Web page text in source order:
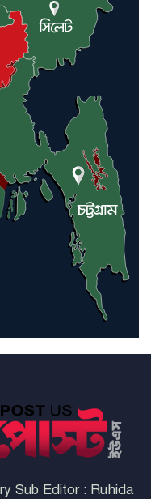
হলেন ডোনাল্ড
হামলা অব্যাহত রাখতে
সৌদি আরবের
২৪ হামলা চালাল
সুরক্ষায় মিত্ররা সাহায্য
ভবিষ্যৎ খারাপ
Sub Editor : Ruhida